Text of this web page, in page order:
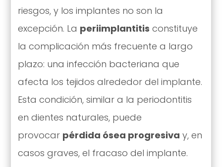
riesgos, y los implantes no son la
excepción. La periimplantitis constituye
la complicación más frecuente a largo
plazo: una infección bacteriana que
afecta los tejidos alrededor del implante.
Esta condición, similar a la periodontitis
en dientes naturales, puede
provocar pérdida ósea progresiva y, en
casos graves, el fracaso del implante.